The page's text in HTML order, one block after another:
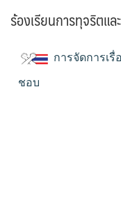
ร้องเรียนการทุจริตแ
การจัดการเ
ชอบ